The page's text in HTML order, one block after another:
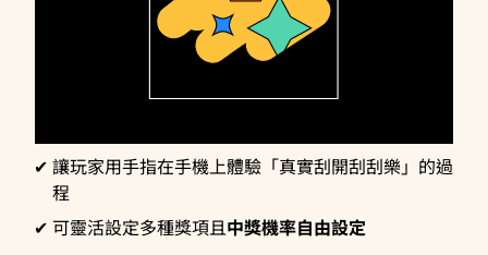
讓玩家用手指在手機上體驗「真實刮開刮刮樂」的過
程
可靈活設定多種獎項且中獎機率自由設定